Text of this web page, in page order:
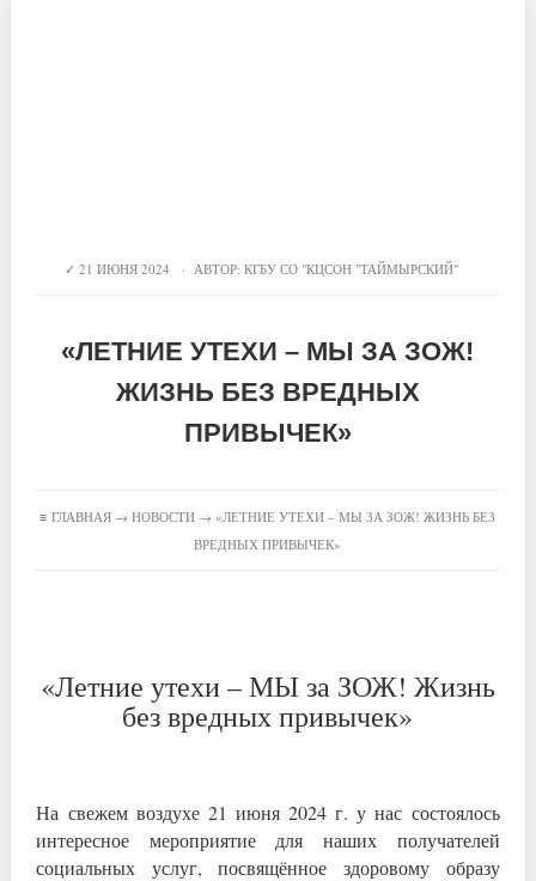
21 ИЮНЯ 2024 · АВТОР: КГБУ СО "КЦСОН "ТАЙМЫРСКИЙ"
«ЛЕТНИЕ УТЕХИ – МЫ ЗА ЗОЖ!
ЖИЗНЬ БЕЗ ВРЕДНЫХ
ПРИВЫЧЕК»
≡ГЛАВНАЯ →НОВОСТИ → «ЛЕТНИЕ УТЕХИ – МЫ ЗА ЗОЖ! ЖИЗНЬ БЕЗ
ВРЕДНЫХ ПРИВЫЧЕК»
«Летние утехи – МЫ за ЗОЖ! Жизнь
без вредных привычек»
На свежем воздухе 21 июня 2024 г. у нас состоялось
интересное мероприятие для наших получателей
социальных услуг, посвящённое здоровому образу